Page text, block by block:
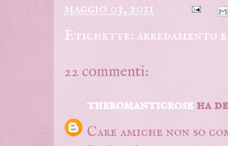
maggio 03, 2011
Etichette: arredamento
22 commenti:
theromanticroseha
Care amiche non so